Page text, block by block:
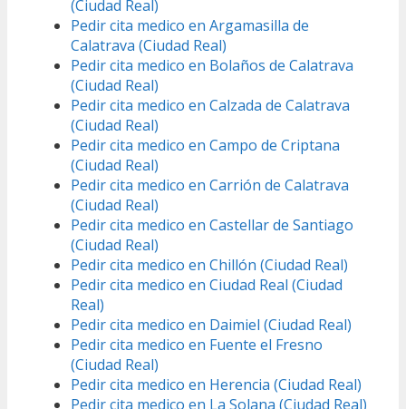
(Ciudad Real)
Pedir cita medico en Argamasilla de
Calatrava (Ciudad Real)
Pedir cita medico en Bolaños de Calatrava
(Ciudad Real)
Pedir cita medico en Calzada de Calatrava
(Ciudad Real)
Pedir cita medico en Campo de Criptana
(Ciudad Real)
Pedir cita medico en Carrión de Calatrava
(Ciudad Real)
Pedir cita medico en Castellar de Santiago
(Ciudad Real)
Pedir cita medico en Chillón (Ciudad Real)
Pedir cita medico en Ciudad Real (Ciudad
Real)
Pedir cita medico en Daimiel (Ciudad Real)
Pedir cita medico en Fuente el Fresno
(Ciudad Real)
Pedir cita medico en Herencia (Ciudad Real)
Pedir cita medico en La Solana (Ciudad Real)